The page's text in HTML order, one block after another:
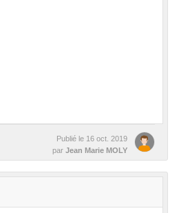
Publié le 16 oct. 2019
par Jean Marie MOLY